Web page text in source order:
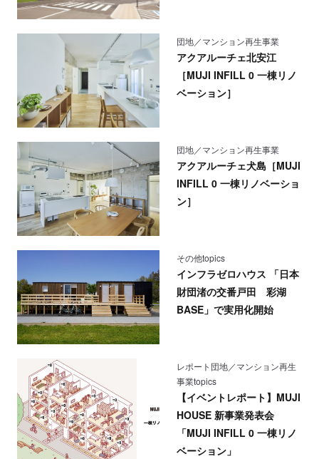
団地／マンション再生事業
アクアルーチェ北安江
［MUJI INFILL 0 一棟リノ
ベーション］
団地／マンション再生事業
アクアルーチェ犬島［MUJI
INFILL 0 一棟リノベーショ
ン］
その他topics
インフラゼロハウス 「日本
財団渚の交番戸田 彩湖
BASE」で実用化開始
レポート団地／マンション再生
事業topics
【イベントレポート】MUJI
HOUSE 新事業発表会
「MUJI INFILL 0 一棟リノ
ベーション」